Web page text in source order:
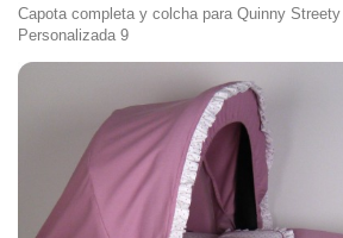
Capota completa y colcha para Quinny
Personalizada 9